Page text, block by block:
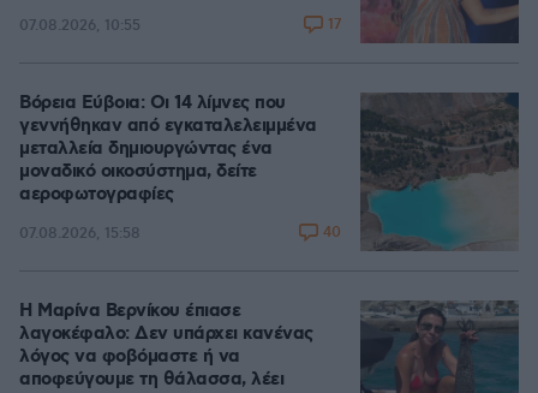
07.08.2026, 10:55 17
Βόρεια Εύβοια: Οι 14 λίμνες που
γεννήθηκαν από εγκαταλελειμμένα
μεταλλεία δημιουργώντας ένα
μοναδικό οικοσύστημα, δείτε
αεροφωτογραφίες
07.08.2026, 15:58 40
Η Μαρίνα Βερνίκου έπιασε
λαγοκέφαλο: Δεν υπάρχει κανένας
λόγος να φοβόμαστε ή να
αποφεύγουμε τη θάλασσα, λέει